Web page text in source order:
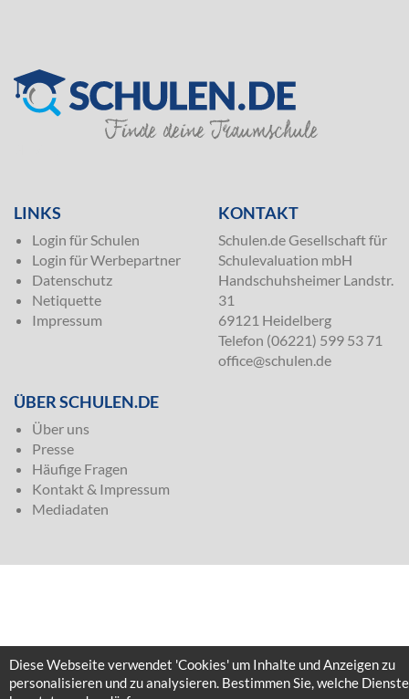
LINKS
Login für Schulen
Login für Werbepartner
Datenschutz
Netiquette
Impressum
KONTAKT
Schulen.de Gesellschaft für
Schulevaluation mbH
Handschuhsheimer Landstr.
31
69121 Heidelberg
Telefon (06221) 599 53 71
office@schulen.de
ÜBER SCHULEN.DE
Über uns
Presse
Häufige Fragen
Kontakt & Impressum
Mediadaten
Diese Webseite verwendet 'Cookies' um Inhalte und Anzeigen zu
personalisieren und zu analysieren. Bestimmen Sie, welche Dienste